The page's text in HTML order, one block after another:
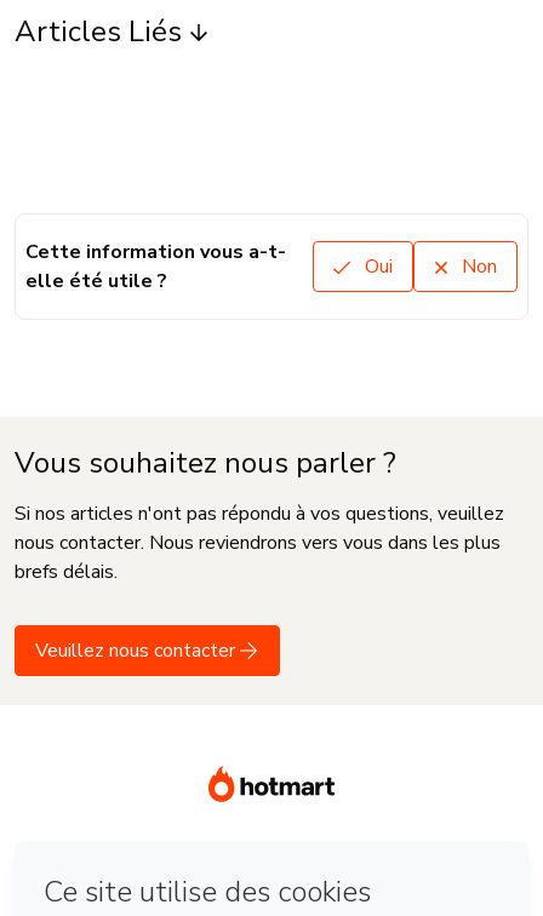
Articles Liés
Cette information vous a-t-
elle été utile ?
Oui Non
Vous souhaitez nous parler ?
Si nos articles n'ont pas répondu à vos questions, veuillez
nous contacter. Nous reviendrons vers vous dans les plus
brefs délais.
Veuillez nous contacter